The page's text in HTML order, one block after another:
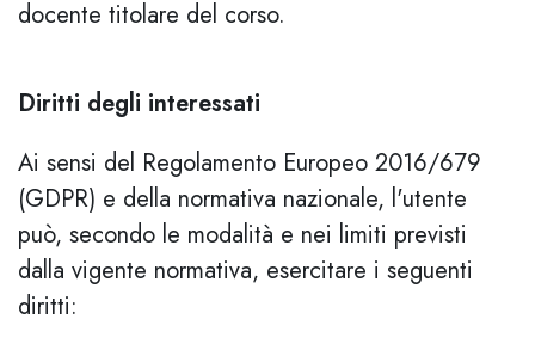
docente titolare del corso.
Diritti degli interessati
Ai sensi del Regolamento Europeo 2016/679
(GDPR) e della normativa nazionale, l'utente
può, secondo le modalità e nei limiti previsti
dalla vigente normativa, esercitare i seguenti
diritti: